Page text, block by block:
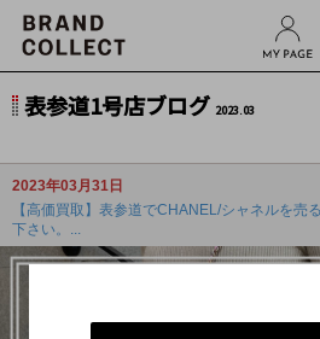
表参道1号店ブログ 2023.03
2023年03月31日
【高価買取】表参道でCHANEL/シャネルを売
下さい。...